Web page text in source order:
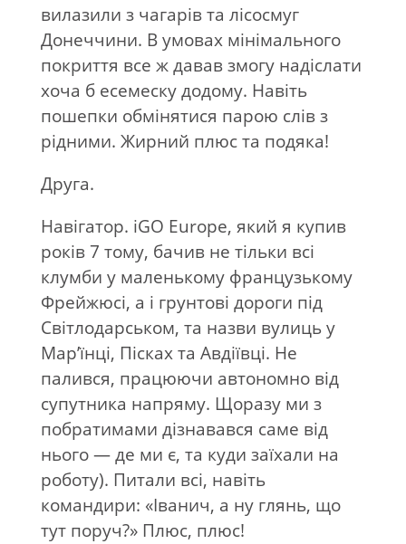
вилазили з чагарів та лісосмуг
Донеччини. В умовах мінімального
покриття все ж давав змогу надіслати
хоча б есемеску додому. Навіть
пошепки обмінятися парою слів з
рідними. Жирний плюс та подяка!
Друга.
Навігатор. iGO Europe, який я купив
років 7 тому, бачив не тільки всі
клумби у маленькому французькому
Фрейжюсі, а і грунтові дороги під
Світлодарськом, та назви вулиць у
Мар’їнці, Пісках та Авдіївці. Не
палився, працюючи автономно від
супутника напряму. Щоразу ми з
побратимами дізнавався саме від
нього — де ми є, та куди заїхали на
роботу). Питали всі, навіть
командири: «Іванич, а ну глянь, що
тут поруч?» Плюс, плюс!